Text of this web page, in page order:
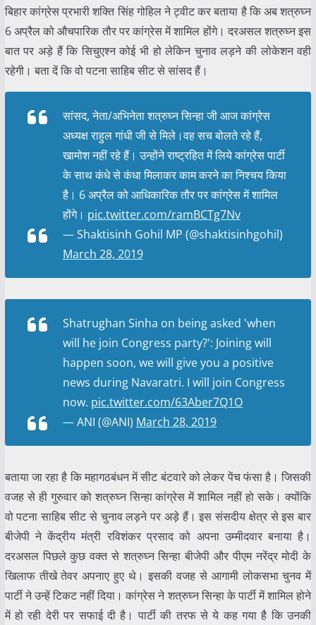
बिहार कांग्रेस प्रभारी शक्ति सिंह गोहिल ने ट्वीट कर बताया है कि अब शत्रुघ्न
6 अप्रैल को औचपारिक तौर पर कांग्रेस में शामिल होंगे। दरअसल शत्रुघ्न इस
बात पर अड़े हैं कि सिचुएश्न कोई भी हो लेकिन चुनाव लड़ने की लोकेशन वही
रहेगी। बता दें कि वो पटना साहिब सीट से सांसद हैं।
सांसद, नेता/अभिनेता शत्रुघ्न सिन्हा जी आज कांग्रेस
अध्यक्ष राहुल गांधी जी से मिले।वह सच बोलते रहे हैं,
खामोश नहीं रहे हैं। उन्होंने राष्ट्रहित में लिये कांग्रेस पार्टी
के साथ कंधे से कंधा मिलाकर काम करने का निश्चय किया
है। 6 अप्रैल को आधिकारिक तौर पर कांग्रेस में शामिल
होंगे। pic.twitter.com/ramBCTg7Nv
— Shaktisinh Gohil MP (@shaktisinhgohil)
March 28, 2019
Shatrughan Sinha on being asked 'when
will he join Congress party?': Joining will
happen soon, we will give you a positive
news during Navaratri. I will join Congress
now. pic.twitter.com/63Aber7Q1O
— ANI (@ANI) March 28, 2019
बताया जा रहा है कि महागठबंधन में सीट बंटवारे को लेकर पेंच फंसा है। जिसकी
वजह से ही गुरुवार को शत्रुघ्न सिन्हा कांग्रेस में शामिल नहीं हो सके। क्योंकि
वो पटना साहिब सीट से चुनाव लड़ने पर अड़े हैं। इस संसदीय क्षेत्र से इस बार
बीजेपी ने केंद्रीय मंत्री रविशंकर प्रसाद को अपना उम्मीदवार बनाया है।
दरअसल पिछले कुछ वक्त से शत्रुघ्न सिन्हा बीजेपी और पीएम नरेंद्र मोदी के
खिलाफ तीखे तेवर अपनाए हुए थे। इसकी वजह से आगामी लोकसभा चुनव में
पार्टी ने उन्हें टिकट नहीं दिया। कांग्रेस ने शत्रुघ्न सिन्हा के पार्टी में शामिल होने
में हो रही देरी पर सफाई दी है। पार्टी की तरफ से ये कह गया है कि उनकी